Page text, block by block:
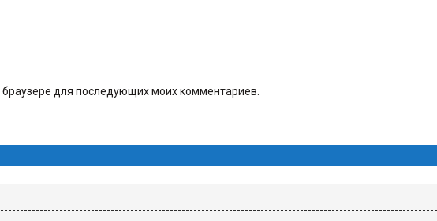
для последующих моих комментариев.